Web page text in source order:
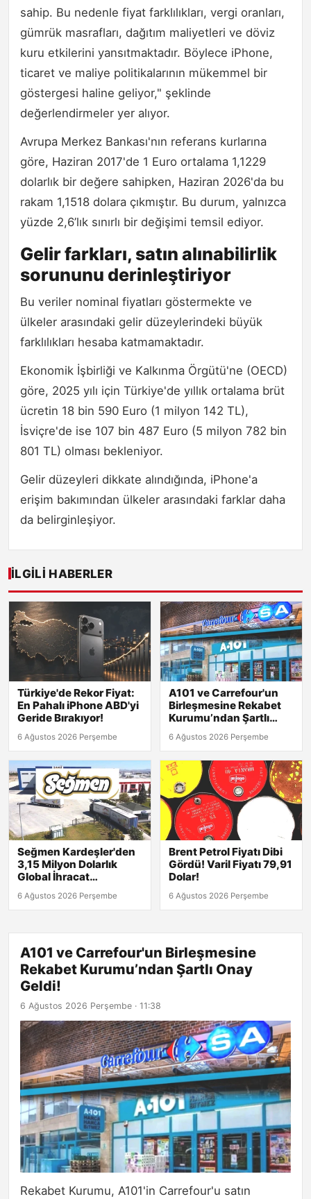
sahip. Bu nedenle fiyat farklılıkları, vergi oranları,
gümrük masrafları, dağıtım maliyetleri ve döviz
kuru etkilerini yansıtmaktadır. Böylece iPhone,
ticaret ve maliye politikalarının mükemmel bir
göstergesi haline geliyor," şeklinde
değerlendirmeler yer alıyor.
Avrupa Merkez Bankası'nın referans kurlarına
göre, Haziran 2017'de 1 Euro ortalama 1,1229
dolarlık bir değere sahipken, Haziran 2026'da bu
rakam 1,1518 dolara çıkmıştır. Bu durum, yalnızca
yüzde 2,6’lık sınırlı bir değişimi temsil ediyor.
Gelir farkları, satın alınabilirlik
sorununu derinleştiriyor
Bu veriler nominal fiyatları göstermekte ve
ülkeler arasındaki gelir düzeylerindeki büyük
farklılıkları hesaba katmamaktadır.
Ekonomik İşbirliği ve Kalkınma Örgütü'ne (OECD)
göre, 2025 yılı için Türkiye'de yıllık ortalama brüt
ücretin 18 bin 590 Euro (1 milyon 142 TL),
İsviçre'de ise 107 bin 487 Euro (5 milyon 782 bin
801 TL) olması bekleniyor.
Gelir düzeyleri dikkate alındığında, iPhone'a
erişim bakımından ülkeler arasındaki farklar daha
da belirginleşiyor.
İLGILI HABERLER
Türkiye'de Rekor Fiyat:
En Pahalı iPhone ABD'yi
Geride Bırakıyor!
6 Ağustos 2026 Perşembe
A101 ve Carrefour'un
Birleşmesine Rekabet
Kurumu’ndan Şartlı
Onay Geldi!
6 Ağustos 2026 Perşembe
Seğmen Kardeşler'den
3,15 Milyon Dolarlık
Global İhracat
Sözleşmesi!
6 Ağustos 2026 Perşembe
Brent Petrol Fiyatı Dibi
Gördü! Varil Fiyatı 79,91
Dolar!
6 Ağustos 2026 Perşembe
A101 ve Carrefour'un Birleşmesine
Rekabet Kurumu’ndan Şartlı Onay
Geldi!
6 Ağustos 2026 Perşembe · 11:38
Rekabet Kurumu, A101'in Carrefour'u satın